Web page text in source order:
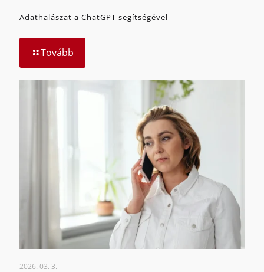
Adathalászat a ChatGPT segítségével
Tovább
2026. 03. 3.